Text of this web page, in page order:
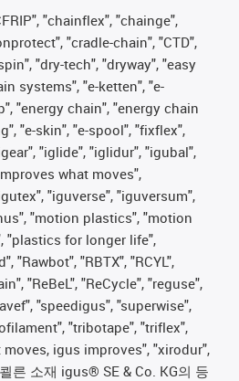
"chainflex", "chainge",
"cradle-chain", "CTD",
"dry-tech", "dryway", "easy
systems", "e-ketten", "e-
"energy chain", "energy chain
"e-skin", "e-spool", "fixflex",
"iglide", "iglidur", "igubal",
what moves",
"iguverse", "iguversum",
"motion plastics", "motion
"plastics for longer life",
"Rawbot", "RBTX", "RCYL",
"ReBeL", "ReCycle", "reguse",
"speedigus", "superwise",
"tribotape", "triflex",
igus improves", "xirodur",
른 소재 igus® SE & Co. KG의 등